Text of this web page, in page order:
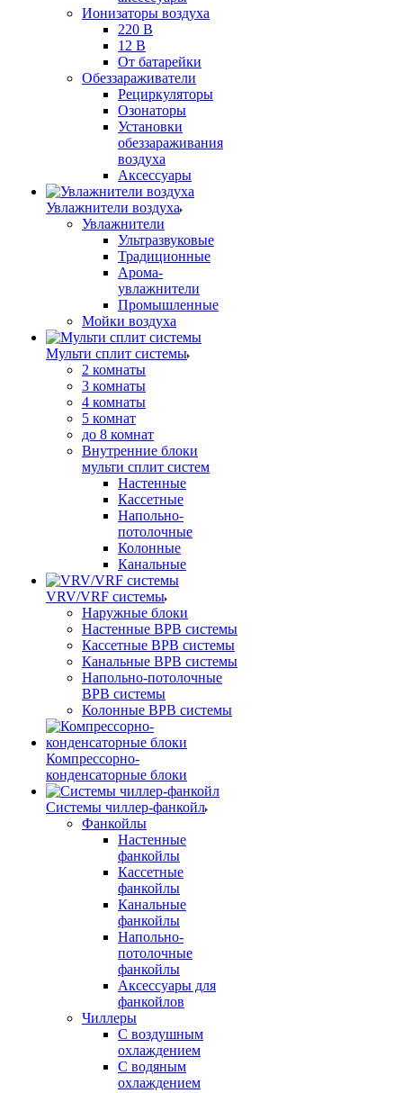
Ионизаторы воздуха
220 В
12 В
От батарейки
Обеззараживатели
Рециркуляторы
Озонаторы
Установки
обеззараживания
воздуха
Аксессуары
Увлажнители воздуха
Увлажнители
Ультразвуковые
Традиционные
Арома-
увлажнители
Промышленные
Мойки воздуха
Мульти сплит системы
2 комнаты
3 комнаты
4 комнаты
5 комнат
до 8 комнат
Внутренние блоки
мульти сплит систем
Настенные
Кассетные
Напольно-
потолочные
Колонные
Канальные
VRV/VRF системы
Наружные блоки
Настенные ВРВ системы
Кассетные ВРВ системы
Канальные ВРВ системы
Напольно-потолочные
ВРВ системы
Колонные ВРВ системы
Компрессорно-
конденсаторные блоки
Системы чиллер-фанкойл
Фанкойлы
Настенные
фанкойлы
Кассетные
фанкойлы
Канальные
фанкойлы
Напольно-
потолочные
фанкойлы
Аксессуары для
фанкойлов
Чиллеры
С воздушным
охлаждением
С водяным
охлаждением